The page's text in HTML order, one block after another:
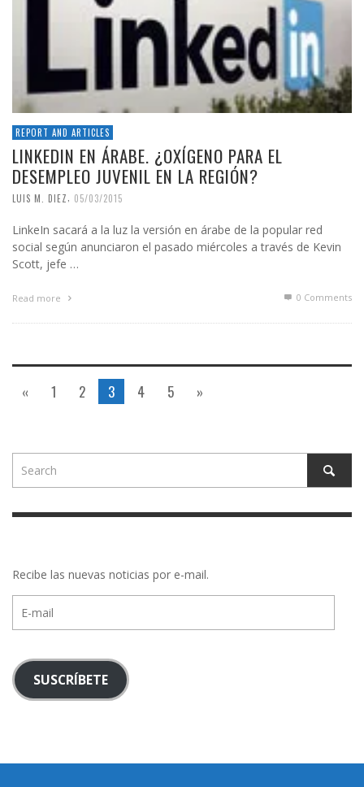
REPORT AND ARTICLES
LINKEDIN EN ÁRABE. ¿OXÍGENO PARA EL
DESEMPLEO JUVENIL EN LA REGIÓN?
LUIS M. DIEZ, 05/03/2015
LinkeIn sacará a la luz la versión en árabe de la popular red
social según anunciaron el pasado miércoles a través de Kevin
Scott, jefe …
Read more 0 Comments
« 1 2 3 4 5 »
Recibe las nuevas noticias por e-mail.
mail
SUSCRÍBETE